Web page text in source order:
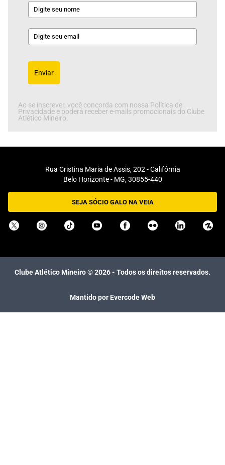
Enviar
Ao se inscrever, você concorda com nossa Política de
Privacidade e poderá receber e-mails promocionais do Clube
Atlético Mineiro.
Rua Cristina Maria de Assis, 202 - Califórnia
Belo Horizonte - MG, 30855-440
SEJA SÓCIO GALO NA VEIA
Clube Atlético Mineiro ©2026- Todos os direitos reservados.
Mantido por Evercode Web